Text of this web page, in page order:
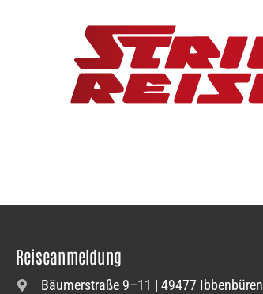
Reiseanmeldung
Bäumerstraße 9–11 | 49477 Ibbenbüren